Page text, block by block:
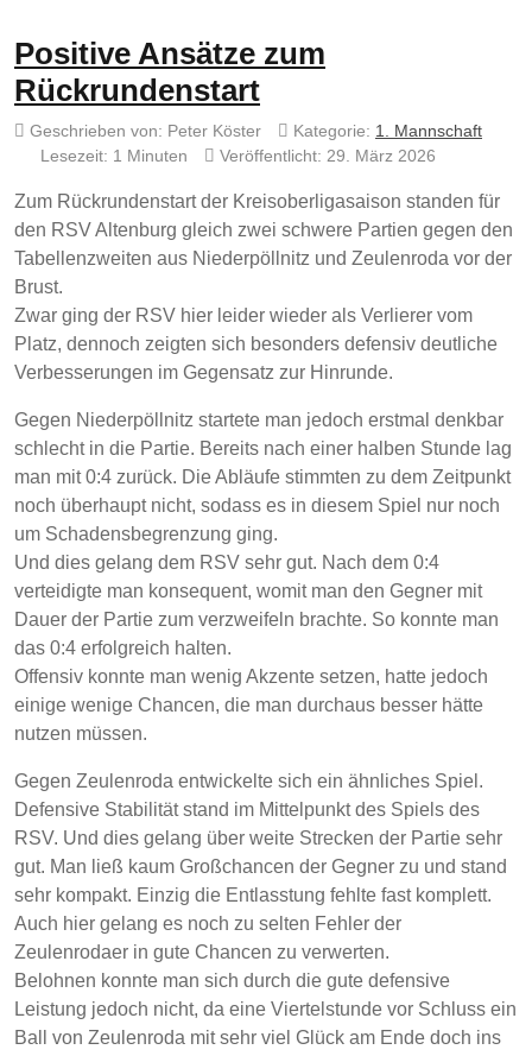
Positive Ansätze zum
Rückrundenstart
Geschrieben von: Peter Köster Kategorie: 1. Mannschaft
Lesezeit: 1 Minuten
Veröffentlicht: 29. März 2026
Zum Rückrundenstart der Kreisoberligasaison standen für
den RSV Altenburg gleich zwei schwere Partien gegen den
Tabellenzweiten aus Niederpöllnitz und Zeulenroda vor der
Brust.
Zwar ging der RSV hier leider wieder als Verlierer vom
Platz, dennoch zeigten sich besonders defensiv deutliche
Verbesserungen im Gegensatz zur Hinrunde.
Gegen Niederpöllnitz startete man jedoch erstmal denkbar
schlecht in die Partie. Bereits nach einer halben Stunde lag
man mit 0:4 zurück. Die Abläufe stimmten zu dem Zeitpunkt
noch überhaupt nicht, sodass es in diesem Spiel nur noch
um Schadensbegrenzung ging.
Und dies gelang dem RSV sehr gut. Nach dem 0:4
verteidigte man konsequent, womit man den Gegner mit
Dauer der Partie zum verzweifeln brachte. So konnte man
das 0:4 erfolgreich halten.
Offensiv konnte man wenig Akzente setzen, hatte jedoch
einige wenige Chancen, die man durchaus besser hätte
nutzen müssen.
Gegen Zeulenroda entwickelte sich ein ähnliches Spiel.
Defensive Stabilität stand im Mittelpunkt des Spiels des
RSV. Und dies gelang über weite Strecken der Partie sehr
gut. Man ließ kaum Großchancen der Gegner zu und stand
sehr kompakt. Einzig die Entlasstung fehlte fast komplett.
Auch hier gelang es noch zu selten Fehler der
Zeulenrodaer in gute Chancen zu verwerten.
Belohnen konnte man sich durch die gute defensive
Leistung jedoch nicht, da eine Viertelstunde vor Schluss ein
Ball von Zeulenroda mit sehr viel Glück am Ende doch ins